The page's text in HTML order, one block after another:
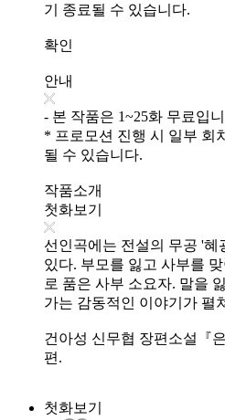
기 종료될 수 있습니다.
확인
안내
- 본 작품은 1~25화 무료입
* 프로모션 진행 시 일부 회
될 수 있습니다.
작품소개
첫화보기
선인곡에는 전설의 무공 '혜
있다. 부모를 잃고 사부를
로 품은 사부 소요자. 말을
가는 감동적인 이야기가 펼
건아성 신무협 장편소설『
편.
첫화보기